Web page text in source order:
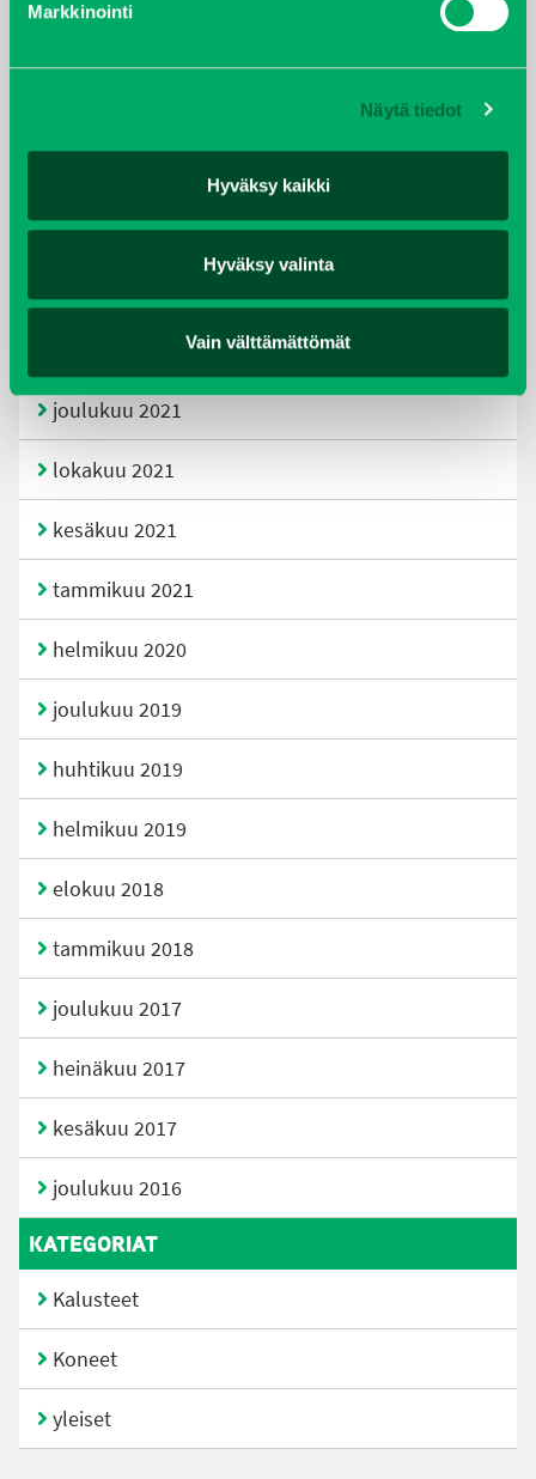
Markkinointi
Näytä tiedot
Hyväksy kaikki
Hyväksy valinta
Vain välttämättömät
joulukuu 2022
joulukuu 2021
lokakuu 2021
kesäkuu 2021
tammikuu 2021
helmikuu 2020
joulukuu 2019
huhtikuu 2019
helmikuu 2019
elokuu 2018
tammikuu 2018
joulukuu 2017
heinäkuu 2017
kesäkuu 2017
joulukuu 2016
KATEGORIAT
Kalusteet
Koneet
yleiset